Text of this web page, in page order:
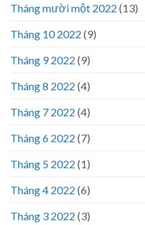
Tháng mười một 2022 (13)
Tháng 10 2022 (9)
Tháng 9 2022 (9)
Tháng 8 2022 (4)
Tháng 7 2022 (4)
Tháng 6 2022 (7)
Tháng 5 2022 (1)
Tháng 4 2022 (6)
Tháng 3 2022 (3)